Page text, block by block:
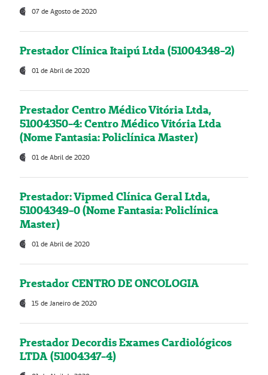
07 de Agosto de 2020
Prestador Clínica Itaipú Ltda (51004348-2)
01 de Abril de 2020
Prestador Centro Médico Vitória Ltda,
51004350-4: Centro Médico Vitória Ltda
(Nome Fantasia: Policlínica Master)
01 de Abril de 2020
Prestador: Vipmed Clínica Geral Ltda,
51004349-0 (Nome Fantasia: Policlínica
Master)
01 de Abril de 2020
Prestador CENTRO DE ONCOLOGIA
15 de Janeiro de 2020
Prestador Decordis Exames Cardiológicos
LTDA (51004347-4)